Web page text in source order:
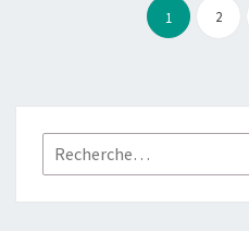
1 2
Rechercher :